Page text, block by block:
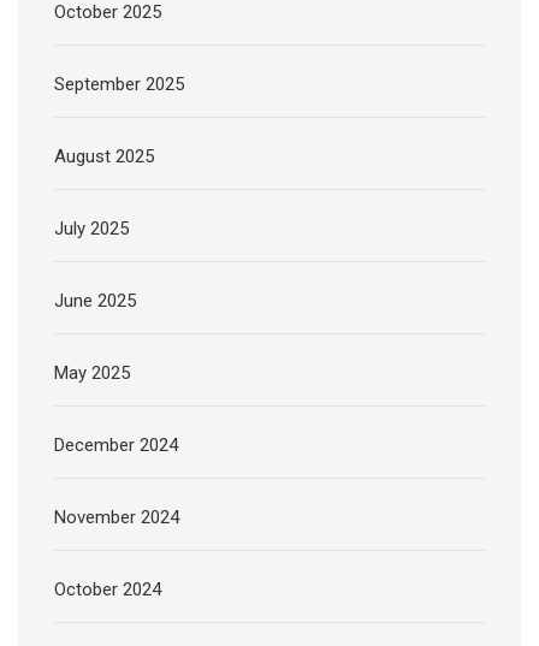
October 2025
September 2025
August 2025
July 2025
June 2025
May 2025
December 2024
November 2024
October 2024